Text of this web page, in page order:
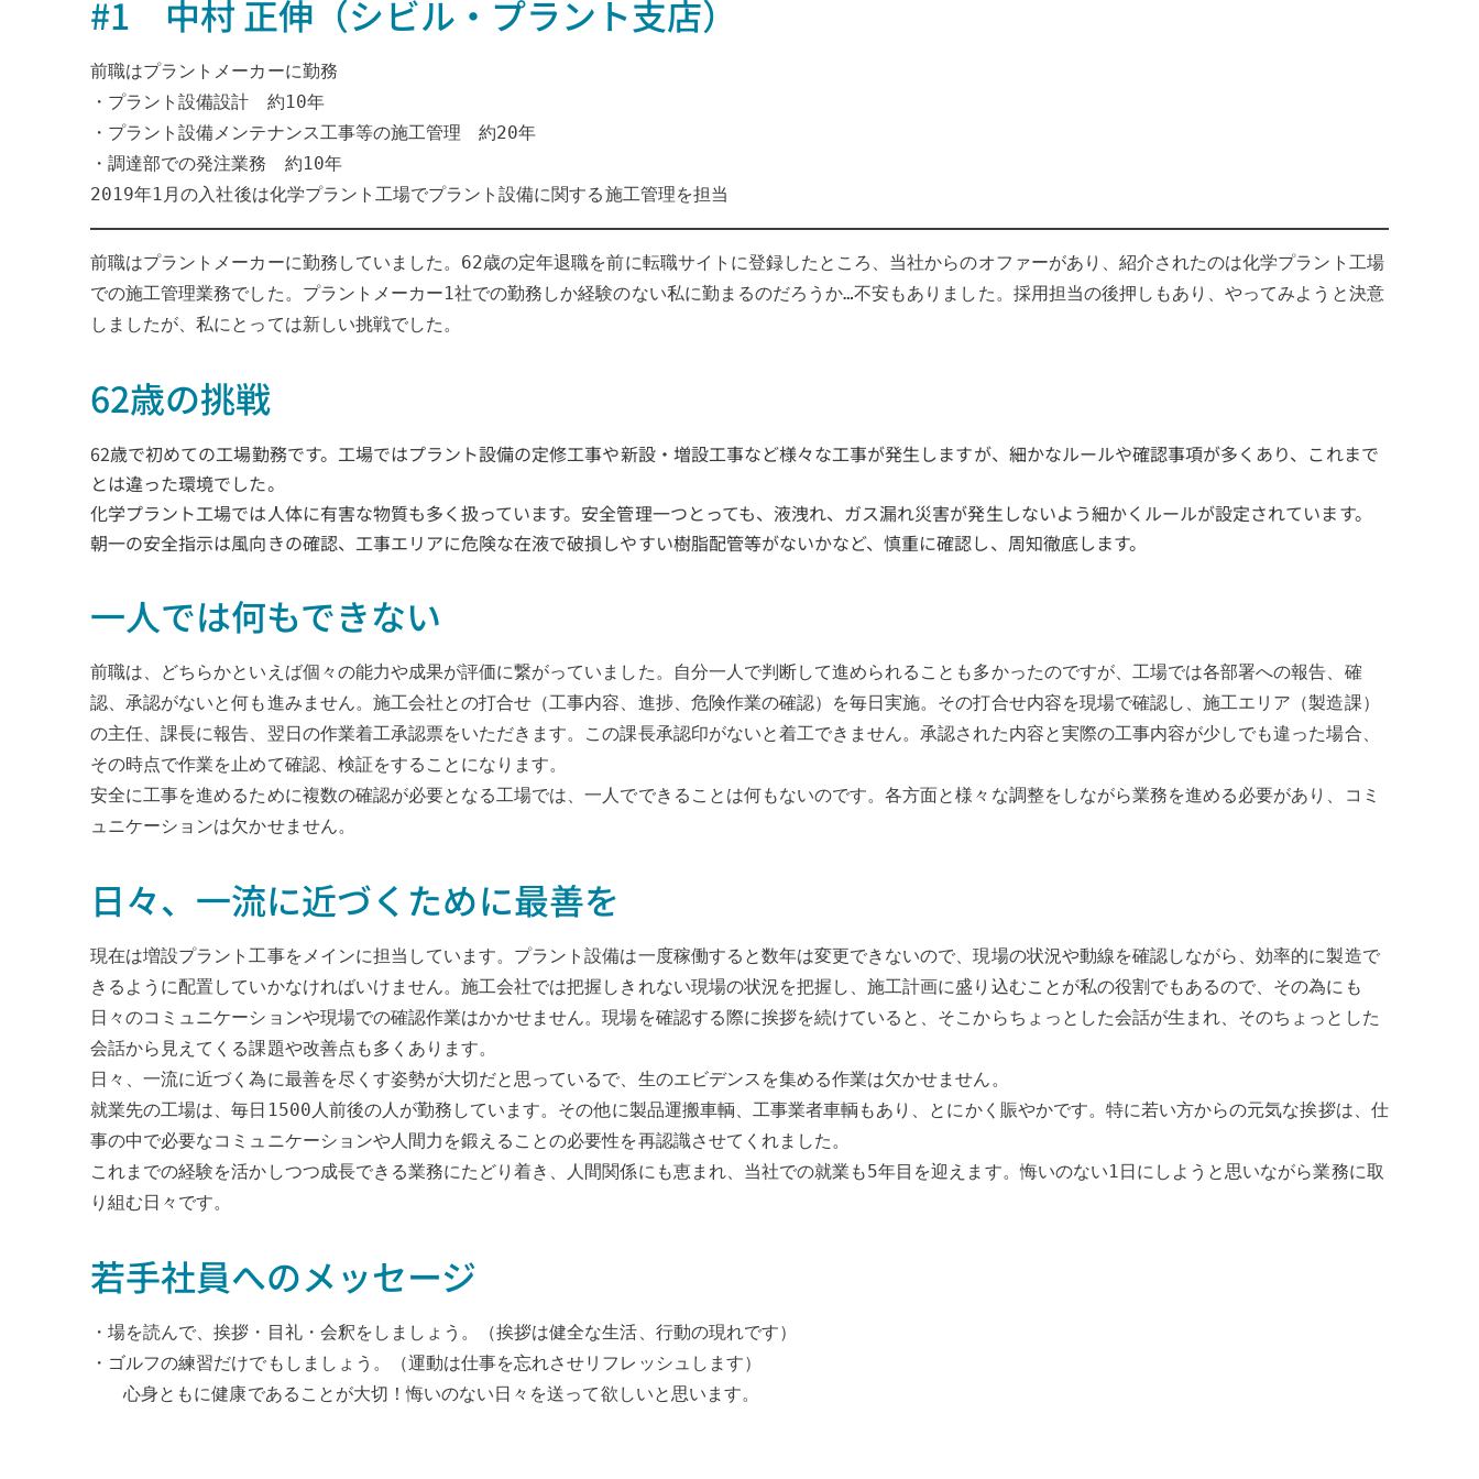
#1 中村 正伸（シビル・プラント支店）
前職はプラントメーカーに勤務
・プラント設備設計　約10年
・プラント設備メンテナンス工事等の施工管理　約20年
・調達部での発注業務　約10年
2019年1月の入社後は化学プラント工場でプラント設備に関する施工管理を担当
前職はプラントメーカーに勤務していました。62歳の定年退職を前に転職サイトに登録したところ、当社からのオファーがあり、紹介されたのは化学プラント工場
での施工管理業務でした。プラントメーカー1社での勤務しか経験のない私に勤まるのだろうか…不安もありました。採用担当の後押しもあり、やってみようと決意
しましたが、私にとっては新しい挑戦でした。
62歳の挑戦
62歳で初めての工場勤務です。工場ではプラント設備の定修工事や新設・増設工事など様々な工事が発生しますが、細かなルールや確認事項が多くあり、これまで
とは違った環境でした。
化学プラント工場では人体に有害な物質も多く扱っています。安全管理一つとっても、液洩れ、ガス漏れ災害が発生しないよう細かくルールが設定されています。
朝一の安全指示は風向きの確認、工事エリアに危険な在液で破損しやすい樹脂配管等がないかなど、慎重に確認し、周知徹底します。
一人では何もできない
前職は、どちらかといえば個々の能力や成果が評価に繋がっていました。自分一人で判断して進められることも多かったのですが、工場では各部署への報告、確
認、承認がないと何も進みません。施工会社との打合せ（工事内容、進捗、危険作業の確認）を毎日実施。その打合せ内容を現場で確認し、施工エリア（製造課）
の主任、課長に報告、翌日の作業着工承認票をいただきます。この課長承認印がないと着工できません。承認された内容と実際の工事内容が少しでも違った場合、
その時点で作業を止めて確認、検証をすることになります。
安全に工事を進めるために複数の確認が必要となる工場では、一人でできることは何もないのです。各方面と様々な調整をしながら業務を進める必要があり、コミ
ュニケーションは欠かせません。
日々、一流に近づくために最善を
現在は増設プラント工事をメインに担当しています。プラント設備は一度稼働すると数年は変更できないので、現場の状況や動線を確認しながら、効率的に製造で
きるように配置していかなければいけません。施工会社では把握しきれない現場の状況を把握し、施工計画に盛り込むことが私の役割でもあるので、その為にも
日々のコミュニケーションや現場での確認作業はかかせません。現場を確認する際に挨拶を続けていると、そこからちょっとした会話が生まれ、そのちょっとした
会話から見えてくる課題や改善点も多くあります。
日々、一流に近づく為に最善を尽くす姿勢が大切だと思っているで、生のエビデンスを集める作業は欠かせません。
就業先の工場は、毎日1500人前後の人が勤務しています。その他に製品運搬車輌、工事業者車輌もあり、とにかく賑やかです。特に若い方からの元気な挨拶は、仕
事の中で必要なコミュニケーションや人間力を鍛えることの必要性を再認識させてくれました。
これまでの経験を活かしつつ成長できる業務にたどり着き、人間関係にも恵まれ、当社での就業も5年目を迎えます。悔いのない1日にしようと思いながら業務に取
り組む日々です。
若手社員へのメッセージ
・場を読んで、挨拶・目礼・会釈をしましょう。（挨拶は健全な生活、行動の現れです）
・ゴルフの練習だけでもしましょう。（運動は仕事を忘れさせリフレッシュします）
   心身ともに健康であることが大切！悔いのない日々を送って欲しいと思います。